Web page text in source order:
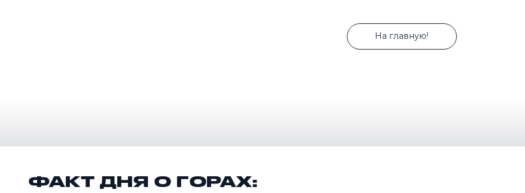
На главную!
ФАКТ ДНЯ О ГОРАХ: